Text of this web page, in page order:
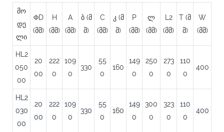
მო
დე
ლი
ΦD
(მმ)
H
(მმ)
A
(მმ)
ბ (მ
მ)
C
(მმ)
კ (მ
მ)
P
(მმ)
ლ
(მმ)
L2
(მმ)
T (მ
მ)
W
(მმ)
HL2
050
00
20
00
222
0
109
0
330
55
0
160
149
0
250
0
273
0
110
0
400
HL2
030
00
20
00
222
0
109
0
330
55
0
160
149
0
300
0
323
0
110
0
400